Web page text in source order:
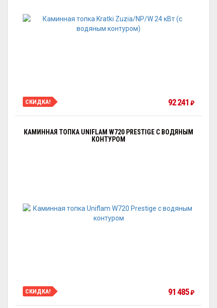
СКИДКА! 92 241 ₽
КАМИННАЯ ТОПКА UNIFLAM W720 PRESTIGE С ВОДЯНЫМ
КОНТУРОМ
СКИДКА! 91 485₽